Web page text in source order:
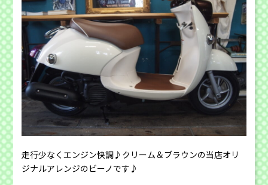
走行少なくエンジン快調♪クリーム＆ブラウンの当店オリ
ジナルアレンジのビーノです♪